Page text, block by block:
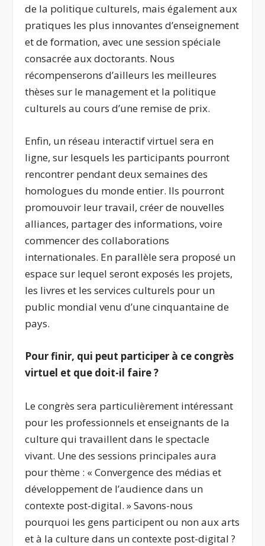
de la politique culturels, mais également aux
pratiques les plus innovantes d’enseignement
et de formation, avec une session spéciale
consacrée aux doctorants. Nous
récompenserons d’ailleurs les meilleures
thèses sur le management et la politique
culturels au cours d’une remise de prix.
Enfin, un réseau interactif virtuel sera en
ligne, sur lesquels les participants pourront
rencontrer pendant deux semaines des
homologues du monde entier. Ils pourront
promouvoir leur travail, créer de nouvelles
alliances, partager des informations, voire
commencer des collaborations
internationales. En parallèle sera proposé un
espace sur lequel seront exposés les projets,
les livres et les services culturels pour un
public mondial venu d’une cinquantaine de
pays.
Pour finir, qui peut participer à ce congrès
virtuel et que doit-il faire ?
Le congrès sera particulièrement intéressant
pour les professionnels et enseignants de la
culture qui travaillent dans le spectacle
vivant. Une des sessions principales aura
pour thème : « Convergence des médias et
développement de l’audience dans un
contexte post-digital. » Savons-nous
pourquoi les gens participent ou non aux arts
et à la culture dans un contexte post-digital ?